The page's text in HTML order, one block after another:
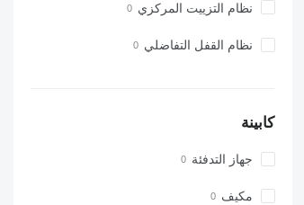
نظام التزييت المركزي
نظام القفل التفاضلي
كابينة
جهاز التدفئة
مكيف